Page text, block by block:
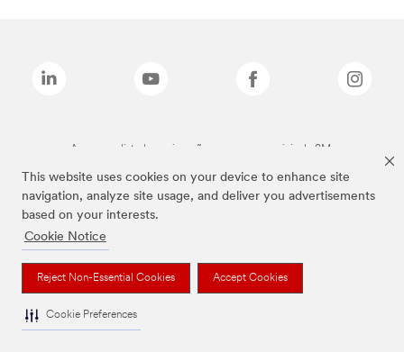
This website uses cookies on your device to enhance site
navigation, analyze site usage, and deliver you advertisements
based on your interests.
Cookie Notice
Reject Non-Essential Cookies Accept Cookies
Cookie Preferences
As marcas listadas a cima são marcas comerciais da 3M.